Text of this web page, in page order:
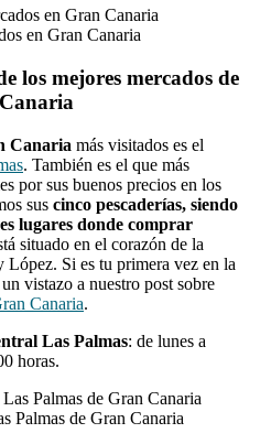
en Gran Canaria
los mejores mercados de
Canaria más visitados es el
. También es el que más
por sus buenos precios en los
sus cinco pescaderías, siendo
lugares donde comprar
situado en el corazón de la
López. Si es tu primera vez en la
vistazo a nuestro post sobre
Canaria.
Las Palmas: de lunes a
horas.
Palmas de Gran Canaria